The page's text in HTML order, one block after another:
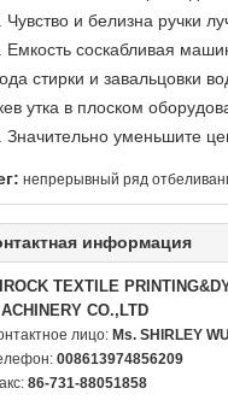
Чувство и белизна ручки
Емкость соскабливая
стирки и завальцовки
утка в плоском
Значительно уменьшите
непрерывный ряд
информация
TEXTILE
CO.,LTD
лицо: Ms. SHIRLEY WU
008613974856209
86-731-88051858